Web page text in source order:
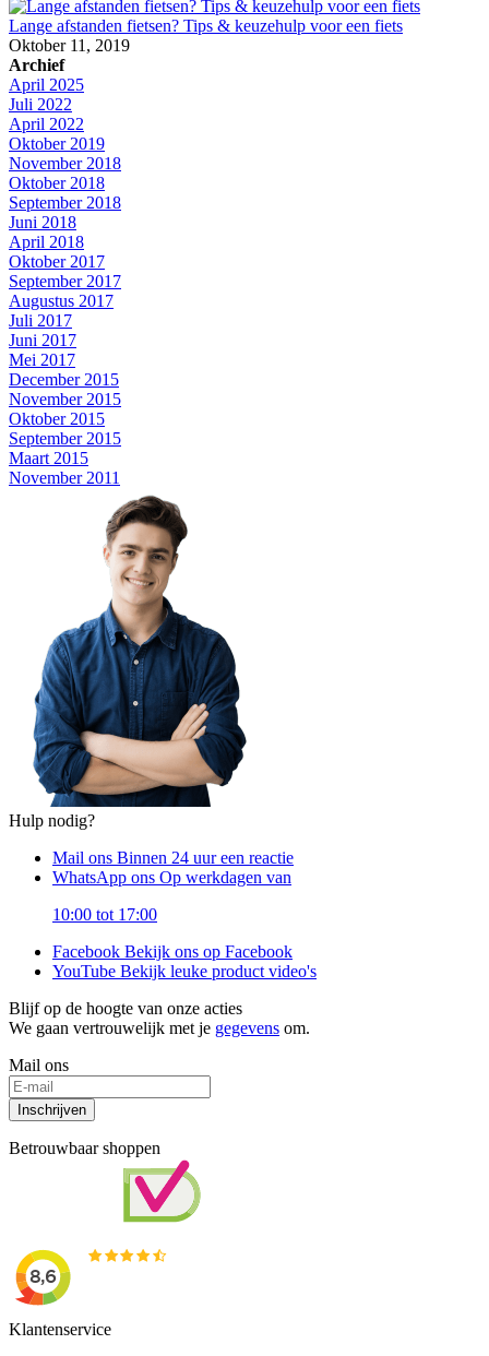
Lange afstanden fietsen? Tips & keuzehulp voor een fiets
Oktober 11, 2019
Archief
April 2025
Juli 2022
April 2022
Oktober 2019
November 2018
Oktober 2018
September 2018
Juni 2018
April 2018
Oktober 2017
September 2017
Augustus 2017
Juli 2017
Juni 2017
Mei 2017
December 2015
November 2015
Oktober 2015
September 2015
Maart 2015
November 2011
Hulp nodig?
Mail ons Binnen 24 uur een reactie
WhatsApp ons Op werkdagen van
10:00 tot 17:00
Facebook Bekijk ons op Facebook
YouTube Bekijk leuke product video's
Blijf op de hoogte van onze acties
We gaan vertrouwelijk met je gegevens om.
Mail ons
Inschrijven
Betrouwbaar shoppen
Klantenservice